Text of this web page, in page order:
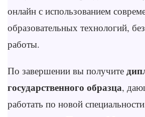
онлайн с использованием
образовательных технологий,
работы.
По завершении вы получите
государственного образца,
работать по новой